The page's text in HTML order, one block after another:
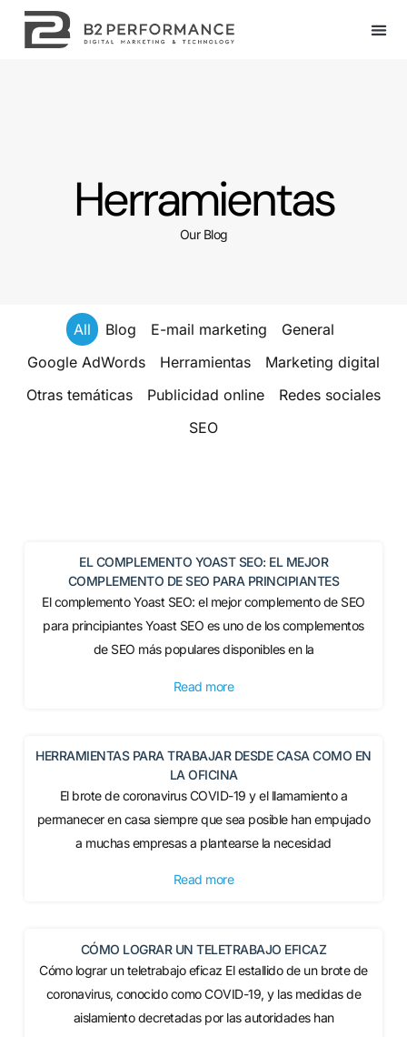
Herramientas
Our Blog
Blog E-mail marketing
General
Google AdWords
Herramientas
Marketing digital
Otras temáticas
Publicidad online
Redes sociales
SEO
All
EL COMPLEMENTO YOAST SEO: EL MEJOR
COMPLEMENTO DE SEO PARA PRINCIPIANTES
El complemento Yoast SEO: el mejor complemento de SEO
para principiantes Yoast SEO es uno de los complementos
de SEO más populares disponibles en la
Read more
HERRAMIENTAS PARA TRABAJAR DESDE CASA COMO EN
LA OFICINA
El brote de coronavirus COVID-19 y el llamamiento a
permanecer en casa siempre que sea posible han empujado
a muchas empresas a plantearse la necesidad
Read more
CÓMO LOGRAR UN TELETRABAJO EFICAZ
Cómo lograr un teletrabajo eficaz El estallido de un brote de
coronavirus, conocido como COVID-19, y las medidas de
aislamiento decretadas por las autoridades han